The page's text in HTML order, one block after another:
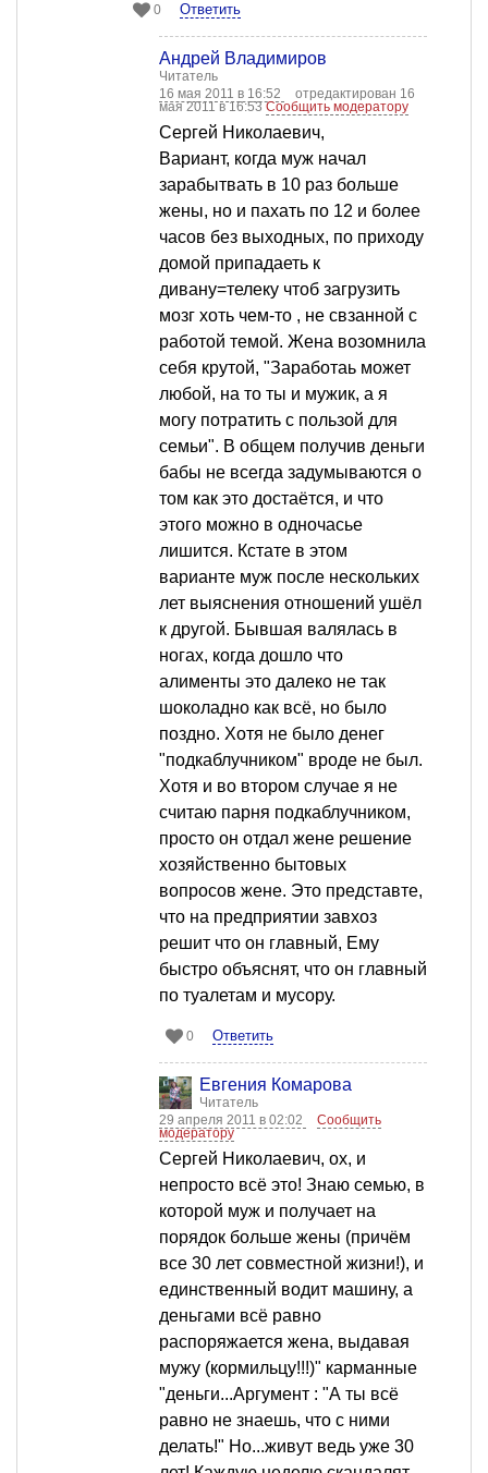
0 Ответить
Андрей Владимиров
Читатель
16 мая 2011 в 16:52
отредактирован 16
мая 2011 в 16:53Сообщить модератору
Сергей Николаевич,
Вариант, когда муж начал
зарабытвать в 10 раз больше
жены, но и пахать по 12 и более
часов без выходных, по приходу
домой припадаеть к
дивану=телеку чтоб загрузить
мозг хоть чем-то , не свзанной с
работой темой. Жена возомнила
себя крутой, "Заработаь может
любой, на то ты и мужик, а я
могу потратить с пользой для
семьи". В общем получив деньги
бабы не всегда задумываются о
том как это достаётся, и что
этого можно в одночасье
лишится. Кстате в этом
варианте муж после нескольких
лет выяснения отношений ушёл
к другой. Бывшая валялась в
ногах, когда дошло что
алименты это далеко не так
шоколадно как всё, но было
поздно. Хотя не было денег
"подкаблучником" вроде не был.
Хотя и во втором случае я не
считаю парня подкаблучником,
просто он отдал жене решение
хозяйственно бытовых
вопросов жене. Это представте,
что на предприятии завхоз
решит что он главный, Ему
быстро объяснят, что он главный
по туалетам и мусору.
0 Ответить
Евгения Комарова
Читатель
29 апреля 2011 в 02:02
Сообщить
модератору
Сергей Николаевич, ох, и
непросто всё это! Знаю семью, в
которой муж и получает на
порядок больше жены (причём
все 30 лет совместной жизни!), и
единственный водит машину, а
деньгами всё равно
распоряжается жена, выдавая
мужу (кормильцу!!!)" карманные
"деньги...Аргумент : "А ты всё
равно не знаешь, что с ними
делать!" Но...живут ведь уже 30